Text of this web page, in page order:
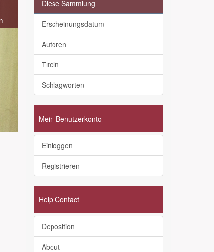
Diese Sammlung
Erscheinungsdatum
Autoren
Titeln
Schlagworten
Mein Benutzerkonto
Einloggen
Registrieren
Help Contact
Deposition
About